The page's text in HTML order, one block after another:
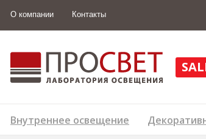
О компании Контакты
Внутреннее освещение